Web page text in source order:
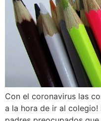
Con el coronavirus las
a la hora de ir al